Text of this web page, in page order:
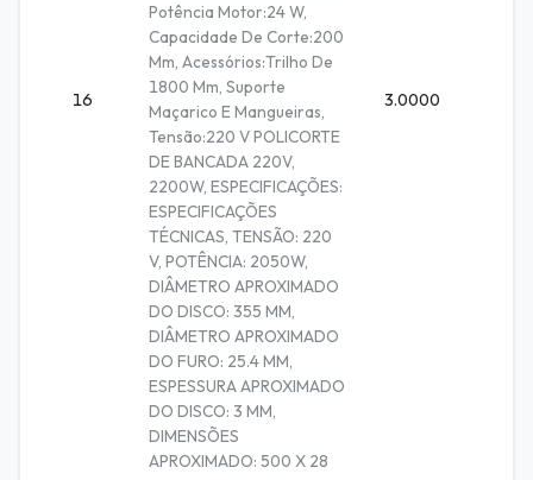
16
Potência Motor:24 W,
Capacidade De Corte:200
Mm, Acessórios:Trilho De
1800 Mm, Suporte
Maçarico E Mangueiras,
Tensão:220 V POLICORTE
DE BANCADA 220V,
2200W, ESPECIFICAÇÕES:
ESPECIFICAÇÕES
TÉCNICAS, TENSÃO: 220
V, POTÊNCIA: 2050W,
DIÂMETRO APROXIMADO
DO DISCO: 355 MM,
DIÂMETRO APROXIMADO
DO FURO: 25.4 MM,
ESPESSURA APROXIMADO
DO DISCO: 3 MM,
DIMENSÕES
APROXIMADO: 500 X 28
3.0000